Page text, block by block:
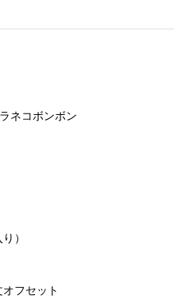
ネコボンボン
）
フセット